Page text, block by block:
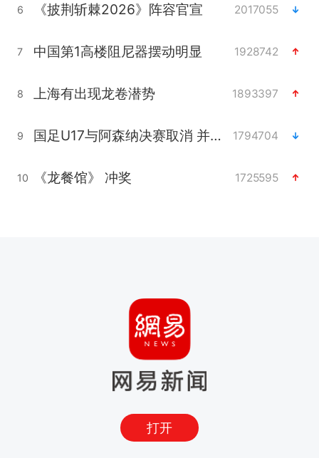
6 《披荆斩棘2026》阵容官宣 2017055
7 中国第1高楼阻尼器摆动明显 1928742
8 上海有出现龙卷潜势 1893397
9 国足U17与阿森纳决赛取消 并列冠军 1794704
10 《龙餐馆》 冲奖 1725595
打开